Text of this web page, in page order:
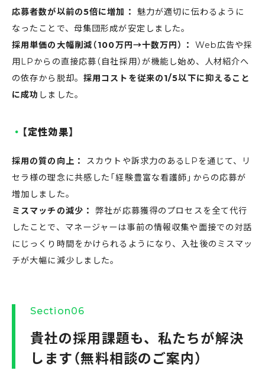
応募者数が以前の5倍に増加：
魅力が適切に伝わるように
なったことで、母集団形成が安定しました。
採用単価の大幅削減（100万円→十数万円）：
Web広告や採
用LPからの直接応募（自社採用）が機能し始め、人材紹介へ
の依存から脱却。 採用コストを従来の1/5以下に抑えること
に成功 しました。
【定性効果】
採用の質の向上：
スカウトや訴求力のあるLPを通じて、リ
セラ様の理念に共感した「経験豊富な看護師」からの応募が
増加しました。
ミスマッチの減少：
弊社が応募獲得のプロセスを全て代行
したことで、マネージャーは事前の情報収集や面接での対話
にじっくり時間をかけられるようになり、入社後のミスマッ
チが大幅に減少しました。
Section06
貴社の採用課題も、私たちが解決
します（無料相談のご案内）